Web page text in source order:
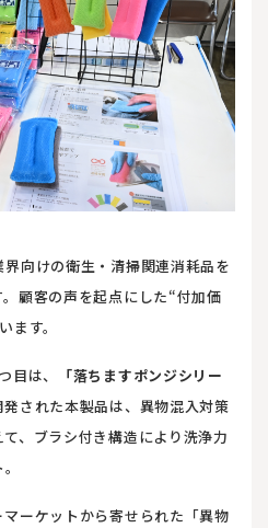
向けの衛生・清掃関連消耗品を
顧客の声を起点にした“付加価
ます。
目は、
「落ちますポンジシリー
された本製品は、異物混入対策
、ブラシ付き構造により洗浄力
ーケットから寄せられた「異物